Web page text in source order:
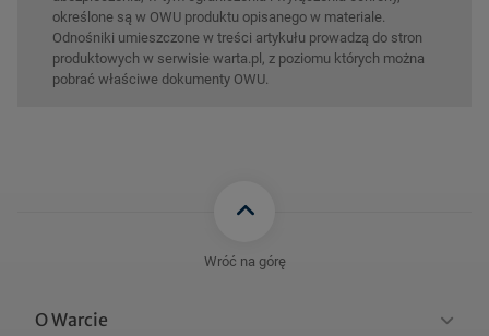
określone są w OWU produktu opisanego w materiale.
Odnośniki umieszczone w treści artykułu prowadzą do stron
produktowych w serwisie warta.pl, z poziomu których można
pobrać właściwe dokumenty OWU.
Wróć na górę
O Warcie